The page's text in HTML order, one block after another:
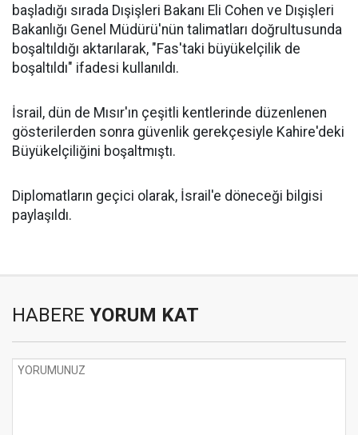
başladığı sırada Dışişleri Bakanı Eli Cohen ve Dışişleri
Bakanlığı Genel Müdürü'nün talimatları doğrultusunda
boşaltıldığı aktarılarak, "Fas'taki büyükelçilik de
boşaltıldı" ifadesi kullanıldı.
İsrail, dün de Mısır'ın çeşitli kentlerinde düzenlenen
gösterilerden sonra güvenlik gerekçesiyle Kahire'deki
Büyükelçiliğini boşaltmıştı.
Diplomatların geçici olarak, İsrail'e döneceği bilgisi
paylaşıldı.
HABERE YORUM KAT